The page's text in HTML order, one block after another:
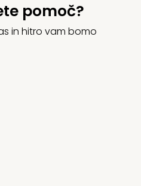
pomoč?
in hitro vam bomo